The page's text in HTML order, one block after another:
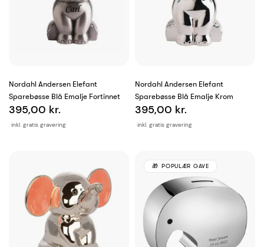
Nordahl Andersen Elefant
Sparebøsse Blå Emalje Fortinnet
inkl. gratis gravering
395,00 kr.
Nordahl Andersen Elefant
Sparebøsse Blå Emalje Krom
inkl. gratis gravering
395,00 kr.
POPULÆR GAVE